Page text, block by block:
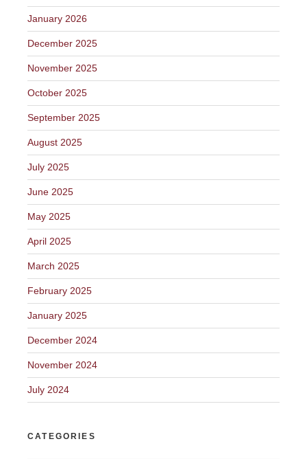
January 2026
December 2025
November 2025
October 2025
September 2025
August 2025
July 2025
June 2025
May 2025
April 2025
March 2025
February 2025
January 2025
December 2024
November 2024
July 2024
CATEGORIES